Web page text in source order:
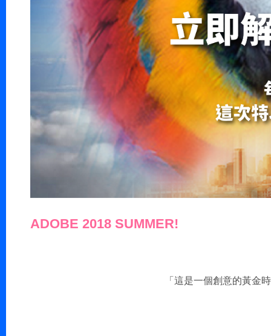
ADOBE 2018 SUMMER!
「這是一個創意的黃金